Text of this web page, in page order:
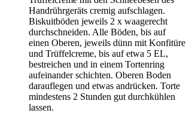
Handrührgeräts cremig aufschlagen.
Biskuitböden jeweils 2 x waagerecht
durchschneiden. Alle Böden, bis auf
einen Oberen, jeweils dünn mit Konfitüre
und Trüffelcreme, bis auf etwa 5 EL,
bestreichen und in einem Tortenring
aufeinander schichten. Oberen Boden
darauflegen und etwas andrücken. Torte
mindestens 2 Stunden gut durchkühlen
lassen.